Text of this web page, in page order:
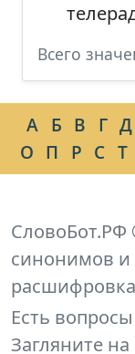
Всего
А Б В Г Д
О П Р С Т
синонимов и
Есть
Загляните